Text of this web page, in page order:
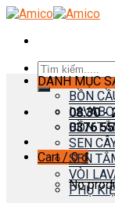
Skip
content
Search
for:
08:30 -
0376
Cart /0₫
No
DANH MỤC
BỒN
LAVABO
BỒN
SEN
SEN
VÒI
PHỤ